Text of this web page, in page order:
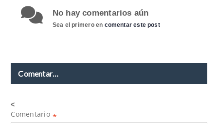
No hay comentarios aún
Sea el primero en comentar este post
Comentar…
<
Comentario *